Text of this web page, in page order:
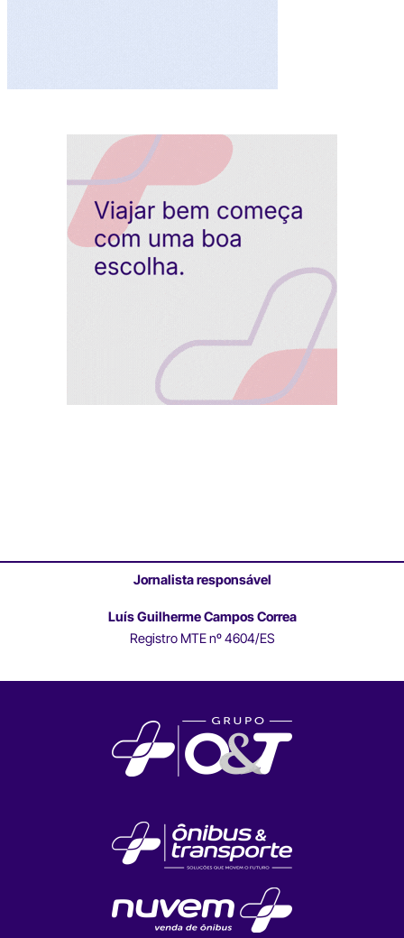
Jornalista responsável
Luís Guilherme Campos Correa
Registro MTE nº 4604/ES